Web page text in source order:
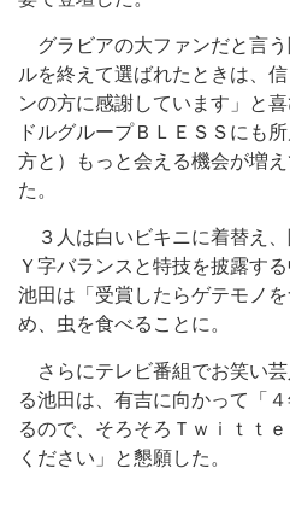
グラビアの大ファンだと言
ルを終えて選ばれたときは、
ンの方に感謝しています」と
ドルグループＢＬＥＳＳにも
方と）もっと会える機会が増
た。
３人は白いビキニに着替え
Ｙ字バランスと特技を披露す
池田は「受賞したらゲテモノ
め、虫を食べることに。
さらにテレビ番組でお笑い
る池田は、有吉に向かって「
るので、そろそろＴｗｉｔｔ
ください」と懇願した。